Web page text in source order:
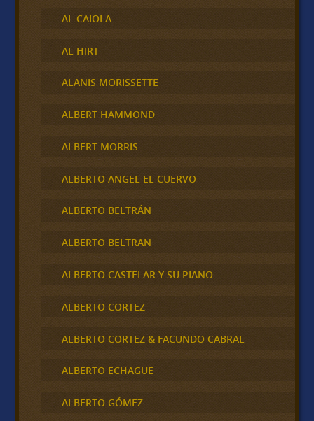
AL CAIOLA
AL HIRT
ALANIS MORISSETTE
ALBERT HAMMOND
ALBERT MORRIS
ALBERTO ANGEL EL CUERVO
ALBERTO BELTRÁN
ALBERTO BELTRAN
ALBERTO CASTELAR Y SU PIANO
ALBERTO CORTEZ
ALBERTO CORTEZ & FACUNDO CABRAL
ALBERTO ECHAGÜE
ALBERTO GÓMEZ